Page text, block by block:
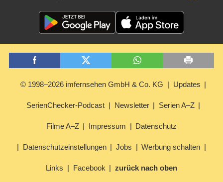
© 1998–2026 imfernsehen GmbH & Co. KG Updates
SerienChecker-Podcast Newsletter Serien A–Z
Filme A–Z Impressum Datenschutz
Datenschutzeinstellungen Jobs Werbung schalten
Links Facebook zurück nach oben